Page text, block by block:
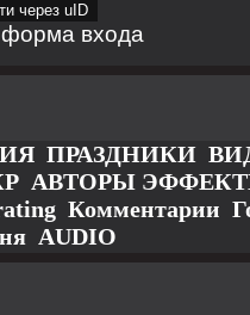
через uID
входа
ПРАЗДНИКИ
АВТОРЫ
Комментарии
AUDIO